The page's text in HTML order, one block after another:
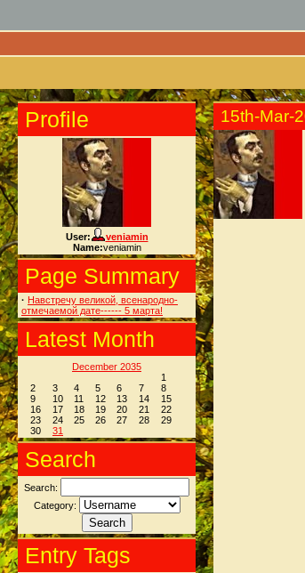
Profile
User:
veniamin
Name:veniamin
Page Summary
· Навстречу великой, всенародно-
отмечаемой дате------ 5 марта!
Latest Month
December 2035
1
2
3 4 5 6 7
8
9
10 11 12 13 14
15
16
17 18 19 20 21
22
23
24 25 26 27 28
29
30
31
Search
Search:
Category:
Entry Tags
15th-Mar-